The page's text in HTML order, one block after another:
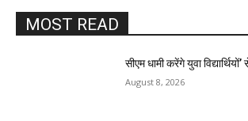
MOST READ
सीएम धामी करेंगे युवा
August 8, 2026